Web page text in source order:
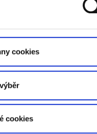
cookies
cookies
(Royal)